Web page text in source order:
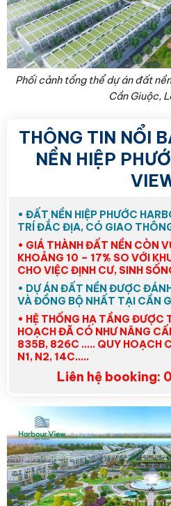
Phối cảnh tổng thể dự án đất
Cần Giuộc,
THÔNG TIN NỔI
NỀN HIỆP
• ĐẤT NỀN HIỆP PHƯỚC
TRÍ ĐẮC ĐỊA, CÓ GIAO
• GIÁ THÀNH ĐẤT NỀN CÒN
KHOẢNG 10 – 17% SO VỚI
CHO VIỆC ĐỊNH CƯ, SINH
• DỰ ÁN ĐẤT NỀN ĐƯỢC
VÀ ĐỒNG BỘ NHẤT TẠI CẦN
• HỆ THỐNG HẠ TẦNG ĐƯỢC
HOẠCH ĐÃ CÓ NHƯ NÂNG
835B, 826C ….. QUY HOẠCH
N1, N2, 14C…..
Liên hệ booking: